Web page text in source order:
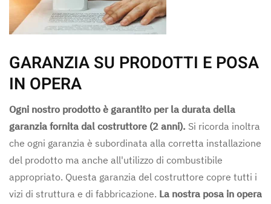
GARANZIA SU PRODOTTI E POSA
IN OPERA
Ogni nostro prodotto è garantito per la durata della
garanzia fornita dal costruttore (2 anni). Si ricorda inoltra
che ogni garanzia è subordinata alla corretta installazione
del prodotto ma anche all'utilizzo di combustibile
appropriato. Questa garanzia del costruttore copre tutti i
vizi di struttura e di fabbricazione. La nostra posa in opera